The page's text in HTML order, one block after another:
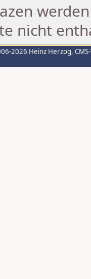
nicht
2026 Heinz Herzog,